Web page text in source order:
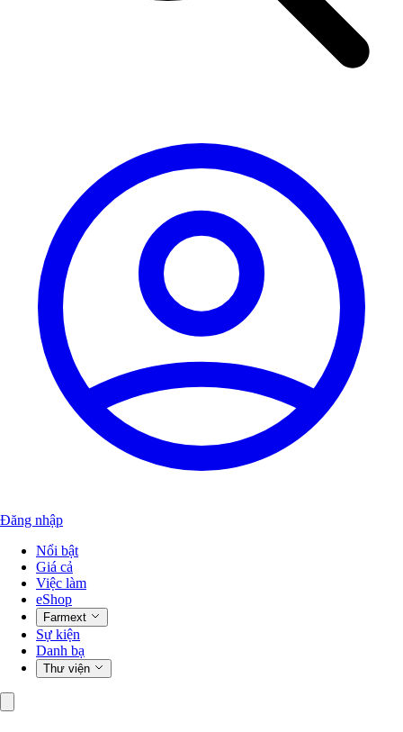
Đăng nhập
Nổi bật
Giá cả
Việc làm
eShop
Farmext
Sự kiện
Danh bạ
Thư viện